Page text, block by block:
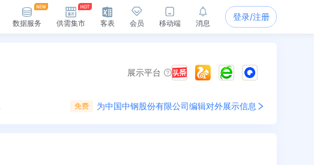
数据服务 供需集市 客表 会员 移动端 消息
登录/注册
展示平台
免费 为中国中钢股份有限公司编辑对外展示信息